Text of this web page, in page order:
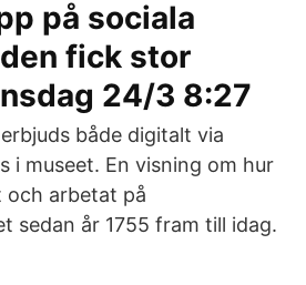
på sociala
fick stor
24/3 8:27
både digitalt via
i museet. En visning om hur
och arbetat på
sedan år 1755 fram till idag.